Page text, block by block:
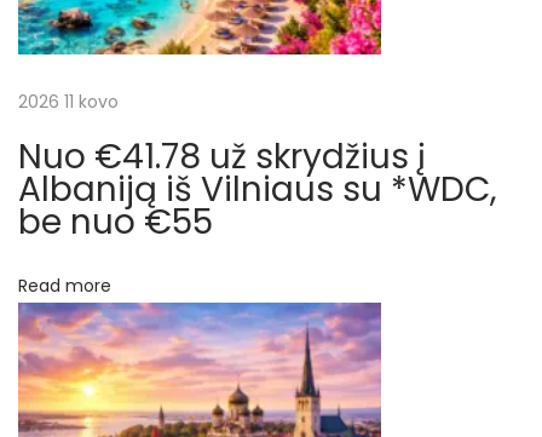
j
a
t
a
r
p
M
a
m
ę
r
t
g
a
l
i
2026 11 kovo
Nuo €41.78 už skrydžius į
Albaniją iš Vilniaus su *WDC,
be nuo €55
Read more